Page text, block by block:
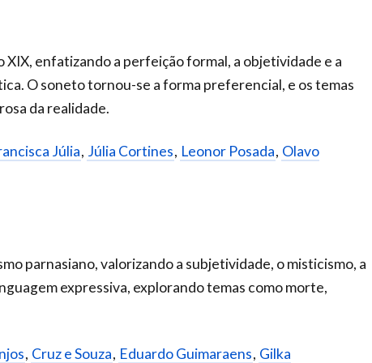
enfatizando a perfeição formal, a objetividade e a
O soneto tornou-se a forma preferencial, e os temas
da realidade.
Júlia, Júlia Cortines, Leonor Posada, Olavo
parnasiano, valorizando a subjetividade, o misticismo, a
expressiva, explorando temas como morte,
, Cruz e Souza, Eduardo Guimaraens, Gilka